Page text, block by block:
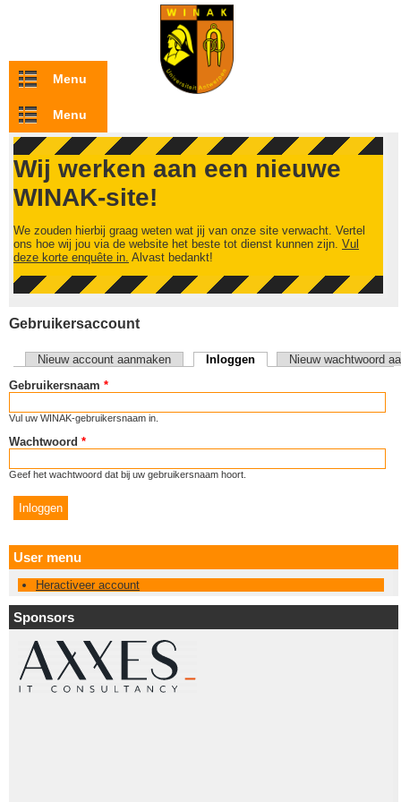
Overslaan en naar de inhoud gaan
Menu
Menu
Wij werken aan een nieuwe
WINAK-site!
We zouden hierbij graag weten wat jij van onze site verwacht. Vertel
ons hoe wij jou via de website het beste tot dienst kunnen zijn. Vul
deze korte enquête in. Alvast bedankt!
Gebruikersaccount
Primaire tabs
Nieuw account aanmaken Inloggen(actieve tabblad)
Nieuw wachtwoord
Gebruikersnaam *
Vul uw WINAK-gebruikersnaam in.
Wachtwoord *
Geef het wachtwoord dat bij uw gebruikersnaam hoort.
User menu
Heractiveer account
Sponsors